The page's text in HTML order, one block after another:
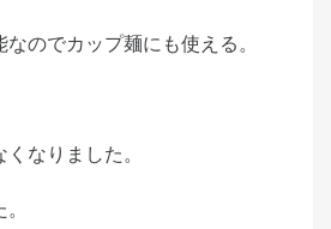
なのでカップ麺にも使える。
なりました。